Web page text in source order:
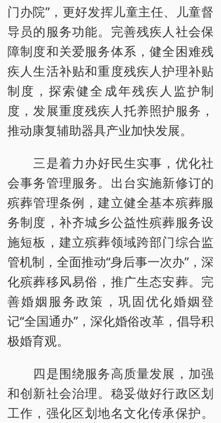
门办院”，更好发挥儿童主任、儿童督
导员的服务功能。完善残疾人社会保
障制度和关爱服务体系，健全困难残
疾人生活补贴和重度残疾人护理补贴
制度，探索健全成年残疾人监护制
度，发展重度残疾人托养照护服务，
推动康复辅助器具产业加快发展。
三是着力办好民生实事，优化社
会事务管理服务。出台实施新修订的
殡葬管理条例，建立健全基本殡葬服
务制度，补齐城乡公益性殡葬服务设
施短板，建立殡葬领域跨部门综合监
管机制，全面推动“身后事一次办”，深
化殡葬移风易俗，推广生态安葬。完
善婚姻服务政策，巩固优化婚姻登
记“全国通办”，深化婚俗改革，倡导积
极婚育观。
四是围绕服务高质量发展，加强
和创新社会治理。稳妥做好行政区划
工作，强化区划地名文化传承保护。